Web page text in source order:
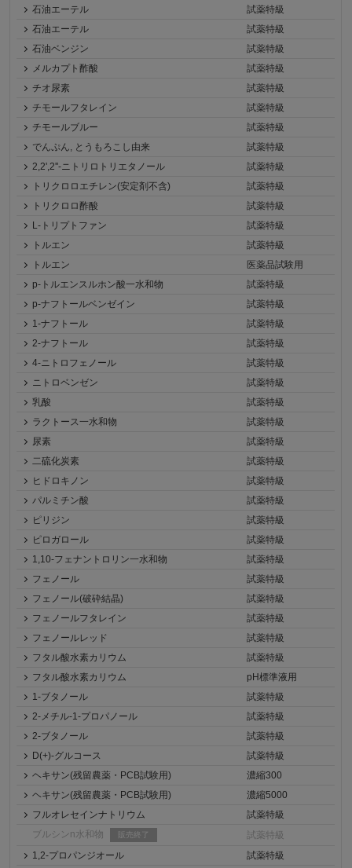
石油エーテル
試薬特級
石油エーテル
試薬特級
石油ベンジン
試薬特級
メルカプト酢酸
試薬特級
チオ尿素
試薬特級
チモールフタレイン
試薬特級
チモールブルー
試薬特級
でんぷん, とうもろこし由来
試薬特級
2,2',2''-ニトリロトリエタノール
試薬特級
トリクロロエチレン(安定剤不含)
試薬特級
トリクロロ酢酸
試薬特級
L-トリプトファン
試薬特級
トルエン
試薬特級
トルエン
医薬品試験用
p-トルエンスルホン酸一水和物
試薬特級
p-ナフトールベンゼイン
試薬特級
1-ナフトール
試薬特級
2-ナフトール
試薬特級
4-ニトロフェノール
試薬特級
ニトロベンゼン
試薬特級
乳酸
試薬特級
ラクトース一水和物
試薬特級
尿素
試薬特級
二硫化炭素
試薬特級
ヒドロキノン
試薬特級
パルミチン酸
試薬特級
ピリジン
試薬特級
ピロガロール
試薬特級
1,10-フェナントロリン一水和物
試薬特級
フェノール
試薬特級
フェノール(破砕結晶)
試薬特級
フェノールフタレイン
試薬特級
フェノールレッド
試薬特級
フタル酸水素カリウム
試薬特級
フタル酸水素カリウム
pH標準液用
1-ブタノール
試薬特級
2-メチル-1-プロパノール
試薬特級
2-ブタノール
試薬特級
D(+)-グルコース
試薬特級
ヘキサン(残留農薬・PCB試験用)
濃縮300
ヘキサン(残留農薬・PCB試験用)
濃縮5000
フルオレセインナトリウム
試薬特級
ブルシンn水和物
販売終了
試薬特級
1,2-プロパンジオール
試薬特級